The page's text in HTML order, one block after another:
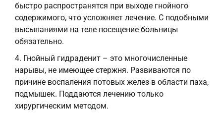
быстро распространятся при выходе гнойного
содержимого, что усложняет лечение. С подобными
высыпаниями на теле посещение больницы
обязательно.
Гнойный гидраденит – это многочисленные
нарывы, не имеющее стержня. Развиваются по
причине воспаления потовых желез в области паха,
подмышек. Поддаются лечению только
хирургическим методом.